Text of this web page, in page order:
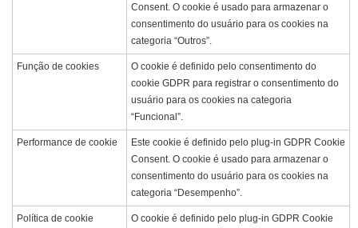
Consent. O cookie é usado para armazenar o
consentimento do usuário para os cookies na
categoria “Outros”.
Função de cookies
O cookie é definido pelo consentimento do
cookie GDPR para registrar o consentimento do
usuário para os cookies na categoria
“Funcional”.
Performance de cookie
Este cookie é definido pelo plug-in GDPR Cookie
Consent. O cookie é usado para armazenar o
consentimento do usuário para os cookies na
categoria “Desempenho”.
Política de cookie
O cookie é definido pelo plug-in GDPR Cookie